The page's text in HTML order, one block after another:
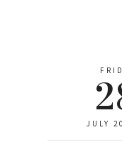
JULY